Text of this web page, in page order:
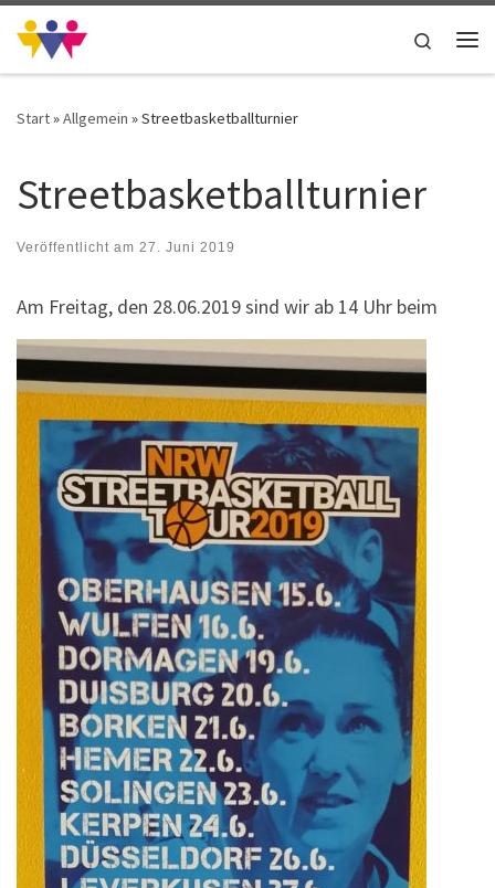
Zum Inhalt springen
Search
Start»Allgemein »Streetbasketballturnier
Streetbasketballturnier
Veröffentlicht am 27. Juni 2019
Am Freitag, den 28.06.2019 sind wir ab 14 Uhr beim